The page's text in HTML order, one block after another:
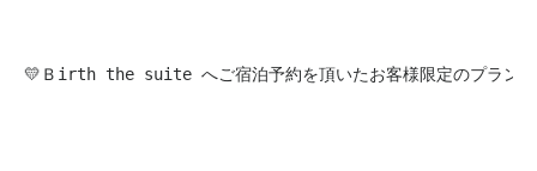
💛Ｂirth the suite へご宿泊予約を頂いたお客様限定のプランと